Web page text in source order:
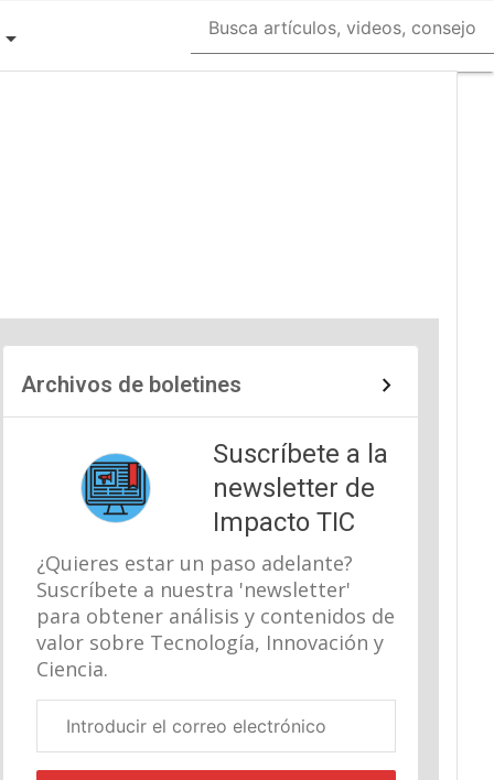
Archivos de boletines
Suscríbete a la
newsletter de
Impacto TIC
¿Quieres estar un paso adelante?
Suscríbete a nuestra 'newsletter'
para obtener análisis y contenidos de
valor sobre Tecnología, Innovación y
Ciencia.
electrónico